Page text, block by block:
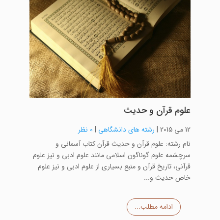
علوم قرآن و حدیث
12 می 2015 | رشته های دانشگاهی | 0 نظر
نام رشته: علوم قرآن و حدیث قرآن کتاب آسمانی و
سرچشمه علوم گوناگون اسلامی مانند علوم ادبی و نیز علوم
قرآنی، تاریخ قرآن و منبع بسیاری از علوم ادبی و نیز علوم
خاص حدیث و...
ادامه مطلب...